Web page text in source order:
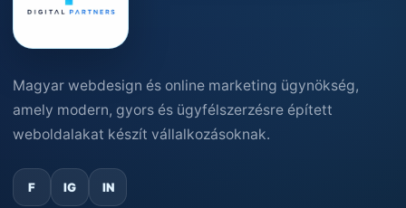
Magyar webdesign és online marketing ügynökség,
amely modern, gyors és ügyfélszerzésre épített
weboldalakat készít vállalkozásoknak.
F IG IN